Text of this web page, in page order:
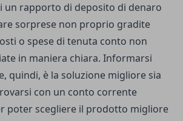
un rapporto di deposito di denaro
sorprese non proprio gradite
o spese di tenuta conto non
in maniera chiara. Informarsi
quindi, è la soluzione migliore sia
con un conto corrente
poter scegliere il prodotto migliore